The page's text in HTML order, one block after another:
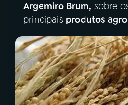
ACOMPANHE A RÁDIO NACIONAL
YouTube
Instagram X
TikTok
Argemiro Brum, sobre
principais produtos